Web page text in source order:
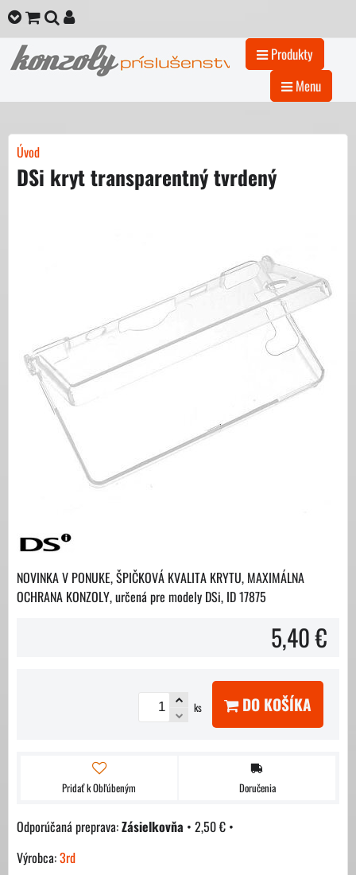
Produkty
Menu
Úvod
DSi kryt transparentný tvrdený
NOVINKA V PONUKE, ŠPIČKOVÁ KVALITA KRYTU, MAXIMÁLNA
OCHRANA KONZOLY, určená pre modely DSi, ID 17875
5,40 €
ks DO KOŠÍKA
Pridať k Obľúbeným Doručenia
Zásielkovňa • 2,50 € •
Výrobca:3rd